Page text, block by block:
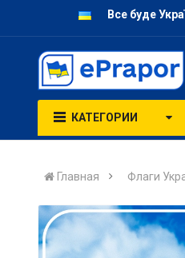
Все буде Україна !
КАТЕГОРИИ
Главная Флаги